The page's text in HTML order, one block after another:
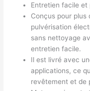
Entretien facile et
Conçus pour plus
pulvérisation
sans nettoyage
entretien facile.
Il est livré avec
applications, ce
revêtement et de